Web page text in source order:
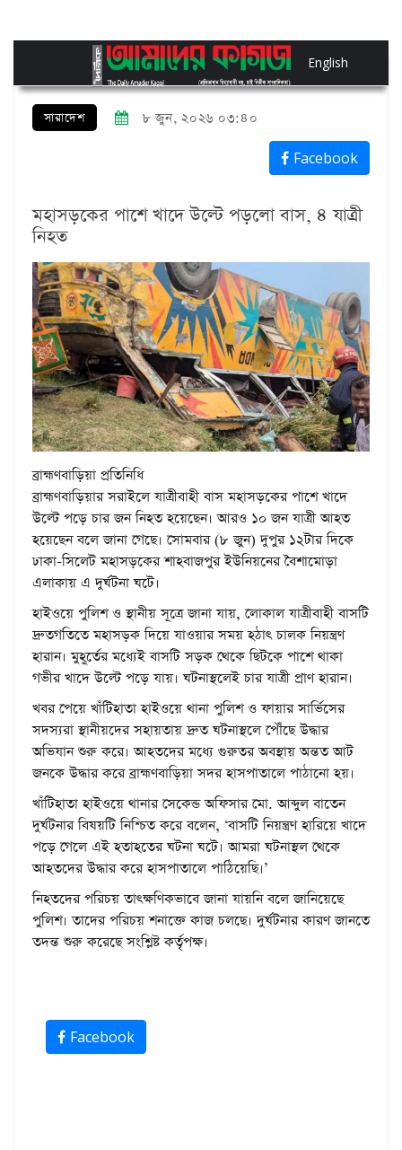
English
সারাদেশ ৮ জুন, ২০২৬ ০৩:৪০
Facebook
মহাসড়কের পাশে খাদে উল্টে পড়লো বাস, ৪ যাত্রী
নিহত
ব্রাহ্মণবাড়িয়া প্রতিনিধি
ব্রাহ্মণবাড়িয়ার সরাইলে যাত্রীবাহী বাস মহাসড়কের পাশে খাদে
উল্টে পড়ে চার জন নিহত হয়েছেন। আরও ১০ জন যাত্রী আহত
হয়েছেন বলে জানা গেছে। সোমবার (৮ জুন) দুপুর ১২টার দিকে
ঢাকা-সিলেট মহাসড়কের শাহবাজপুর ইউনিয়নের বৈশামোড়া
এলাকায় এ দুর্ঘটনা ঘটে।
হাইওয়ে পুলিশ ও স্থানীয় সূত্রে জানা যায়, লোকাল যাত্রীবাহী বাসটি
দ্রুতগতিতে মহাসড়ক দিয়ে যাওয়ার সময় হঠাৎ চালক নিয়ন্ত্রণ
হারান। মুহূর্তের মধ্যেই বাসটি সড়ক থেকে ছিটকে পাশে থাকা
গভীর খাদে উল্টে পড়ে যায়। ঘটনাস্থলেই চার যাত্রী প্রাণ হারান।
খবর পেয়ে খাঁটিহাতা হাইওয়ে থানা পুলিশ ও ফায়ার সার্ভিসের
সদস্যরা স্থানীয়দের সহায়তায় দ্রুত ঘটনাস্থলে পৌঁছে উদ্ধার
অভিযান শুরু করে। আহতদের মধ্যে গুরুতর অবস্থায় অন্তত আট
জনকে উদ্ধার করে ব্রাহ্মণবাড়িয়া সদর হাসপাতালে পাঠানো হয়।
খাঁটিহাতা হাইওয়ে থানার সেকেন্ড অফিসার মো. আব্দুল বাতেন
দুর্ঘটনার বিষয়টি নিশ্চিত করে বলেন, ‘বাসটি নিয়ন্ত্রণ হারিয়ে খাদে
পড়ে গেলে এই হতাহতের ঘটনা ঘটে। আমরা ঘটনাস্থল থেকে
আহতদের উদ্ধার করে হাসপাতালে পাঠিয়েছি।’
নিহতদের পরিচয় তাৎক্ষণিকভাবে জানা যায়নি বলে জানিয়েছে
পুলিশ। তাদের পরিচয় শনাক্তে কাজ চলছে। দুর্ঘটনার কারণ জানতে
তদন্ত শুরু করেছে সংশ্লিষ্ট কর্তৃপক্ষ।
Facebook